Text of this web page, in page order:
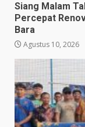
Siang Malam
Percepat
Bara
Agustus 10, 2026